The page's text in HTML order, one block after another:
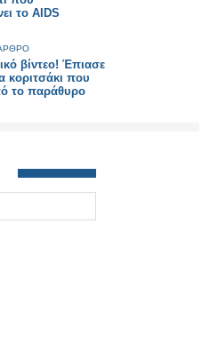
το AIDS
βίντεο! Έπιασε
κοριτσάκι που
το παράθυρο